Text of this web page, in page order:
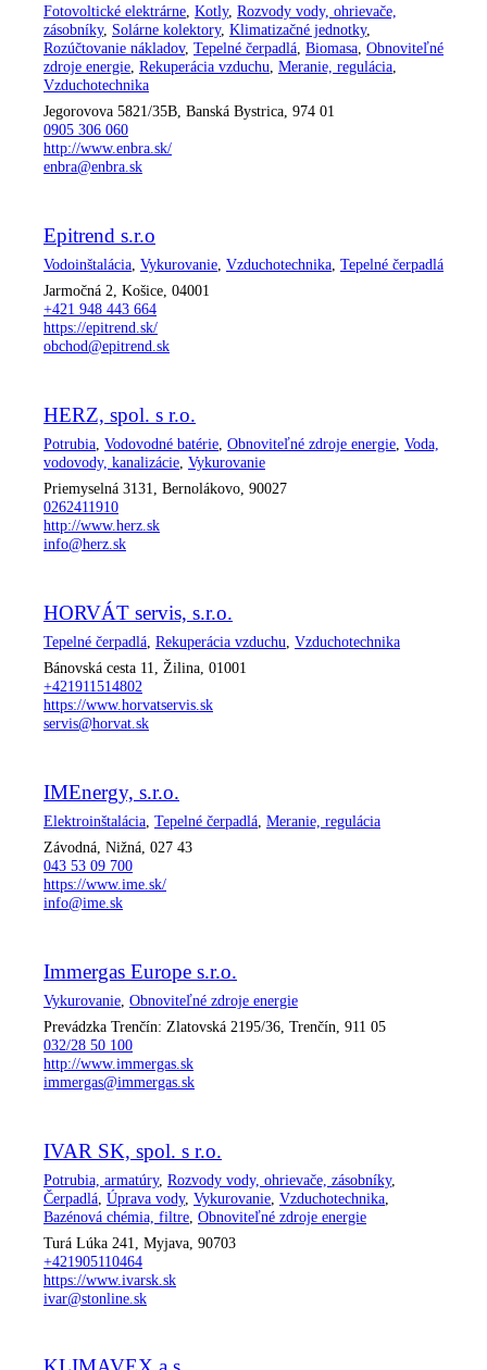
Fotovoltické elektrárne Kotly, Rozvody vody, ohrievače,
zásobníky, Solárne kolektory, Klimatizačné jednotky,
Rozúčtovanie nákladov, Tepelné čerpadlá Biomasa Obnoviteľné
zdroje energie Rekuperácia vzduchu Meranie, regulácia
Vzduchotechnika
Jegorovova 5821/35B, Banská Bystrica, 974 01
0905 306 060
http://www.enbra.sk/
enbra@enbra.sk
Epitrend s.r.o
Vodoinštalácia Vykurovanie Vzduchotechnika Tepelné čerpadlá
Jarmočná 2, Košice, 04001
+421 948 443 664
https://epitrend.sk/
obchod@epitrend.sk
HERZ, spol. s r.o.
Potrubia Vodovodné batérie Obnoviteľné zdroje energie Voda,
vodovody, kanalizácie Vykurovanie
Priemyselná 3131, Bernolákovo, 90027
0262411910
http://www.herz.sk
info@herz.sk
HORVÁT servis, s.r.o.
Tepelné čerpadlá Rekuperácia vzduchu Vzduchotechnika
Bánovská cesta 11, Žilina, 01001
+421911514802
https://www.horvatservis.sk
servis@horvat.sk
IMEnergy, s.r.o.
Elektroinštalácia Tepelné čerpadlá Meranie, regulácia
Závodná, Nižná, 027 43
043 53 09 700
https://www.ime.sk/
info@ime.sk
Immergas Europe s.r.o.
Vykurovanie Obnoviteľné zdroje energie
Prevádzka Trenčín: Zlatovská 2195/36, Trenčín, 911 05
032/28 50 100
http://www.immergas.sk
immergas@immergas.sk
IVAR SK, spol. s r.o.
Potrubia, armatúry, Rozvody vody, ohrievače, zásobníky,
Čerpadlá Úprava vody, Vykurovanie Vzduchotechnika
Bazénová chémia, filtre Obnoviteľné zdroje energie
Turá Lúka 241, Myjava, 90703
+421905110464
https://www.ivarsk.sk
ivar@stonline.sk